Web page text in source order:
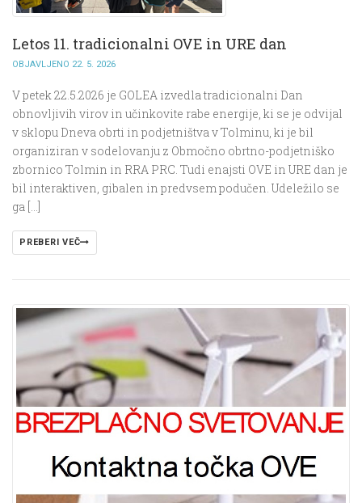
Letos 11. tradicionalni OVE in URE dan
OBJAVLJENO 22. 5. 2026
V petek 22.5.2026 je GOLEA izvedla tradicionalni Dan
obnovljivih virov in učinkovite rabe energije, ki se je odvijal
v sklopu Dneva obrti in podjetništva v Tolminu, ki je bil
organiziran v sodelovanju z Območno obrtno-podjetniško
zbornico Tolmin in RRA PRC. Tudi enajsti OVE in URE dan je
bil interaktiven, gibalen in predvsem podučen. Udeležilo se
ga […]
PREBERI VEČ